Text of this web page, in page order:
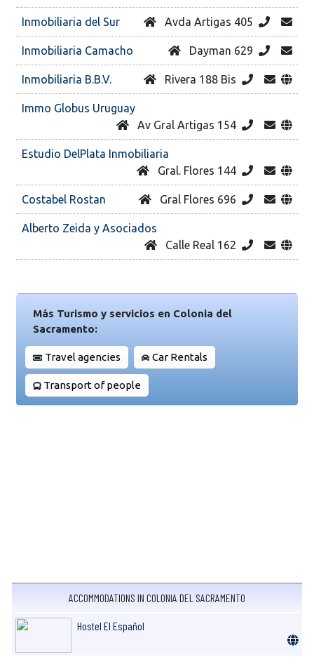
Inmobiliaria del Sur Avda Artigas 405
Inmobiliaria Camacho Dayman 629
Inmobiliaria B.B.V. Rivera 188 Bis
Immo Globus Uruguay
Av Gral Artigas 154
Estudio DelPlata Inmobiliaria
Gral. Flores 144
Costabel Rostan Gral Flores 696
Alberto Zeida y Asociados
Calle Real 162
Más Turismo y servicios en Colonia del
Sacramento:
Travel agencies Car Rentals
Transport of people
ACCOMMODATIONS IN COLONIA DEL SACRAMENTO
Hostel El Español